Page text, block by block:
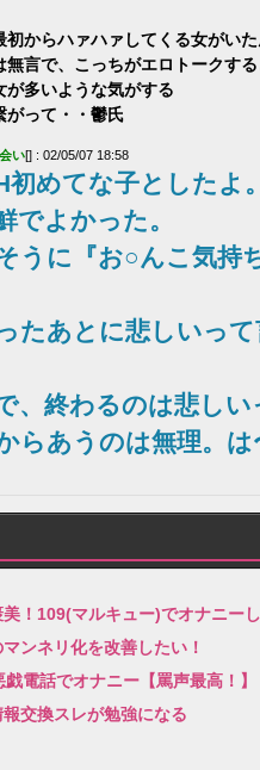
初からハァハァしてくる女がい
無言で、こっちがエロトークする
が多いような気がする
がって・・鬱氏
い[] : 02/05/07 18:58
初めてな子としたよ。
でよかった。
うに『お○んこ気持
たあとに悲しいっ
、終わるのは悲しい
らあうのは無理。は
！109(マルキュー)でオナニー
ンネリ化を改善したい！
戯電話でオナニー【罵声最高！】
交換スレが勉強になる